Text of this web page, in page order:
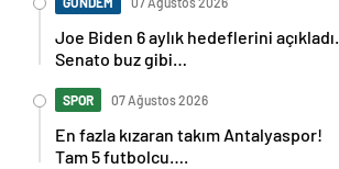
Joe Biden 6 aylık hedeflerini açıkladı.
Senato buz gibi…
SPOR 07 Ağustos 2026
En fazla kızaran takım Antalyaspor!
Tam 5 futbolcu….